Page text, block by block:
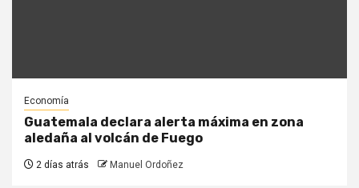
Economía
Guatemala declara alerta máxima en zona
aledaña al volcán de Fuego
2 días atrás Manuel Ordoñez